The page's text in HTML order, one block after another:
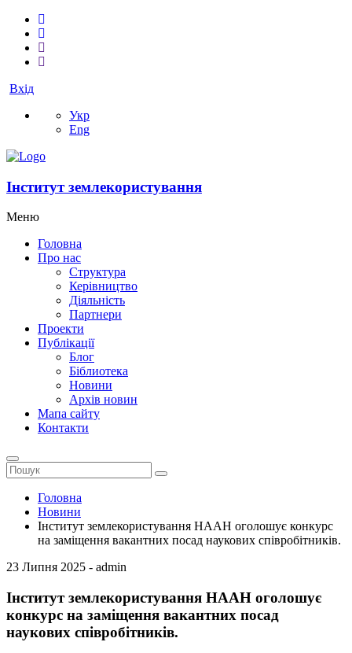
Вхід
Укр
Eng
Інститут землекористування
Меню
Головна
Про нас
Структура
Керівництво
Діяльність
Партнери
Проекти
Публікації
Блог
Біблиотека
Новини
Архів новин
Мапа сайту
Контакти
Головна
Новини
Інститут землекористування НААН оголошує конкурс
на заміщення вакантних посад наукових співробітників.
23 Липня 2025 - admin
Інститут землекористування НААН оголошує
конкурс на заміщення вакантних посад
наукових співробітників.